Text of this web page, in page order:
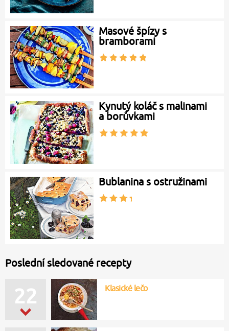
Masové špízy s
bramborami
Kynutý koláč s malinami
a borůvkami
Bublanina s ostružinami
Poslední sledované recepty
22 Klasické lečo